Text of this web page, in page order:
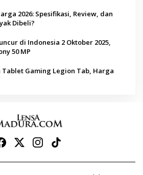
2026: Spesifikasi, Review, dan
Dibeli?
di Indonesia 2 Oktober 2025,
50 MP
Gaming Legion Tab, Harga